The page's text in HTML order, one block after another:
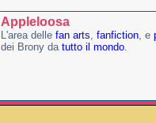
Appleloosa
L'area delle fan arts, fanfiction, e
dei Brony da tutto il mondo.